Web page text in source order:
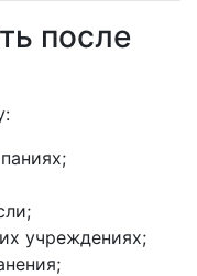
после
учреждениях;